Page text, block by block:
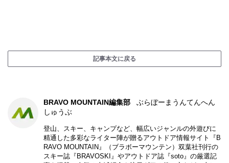
記事本文に戻る
BRAVO MOUNTAIN編集部
ぶらぼーまうんてんへん
しゅうぶ
登山、スキー、キャンプなど、幅広いジャンルの外遊びに
精通した多彩なライター陣が贈るアウトドア情報サイト『B
RAVO MOUNTAIN』（ブラボーマウンテン）双葉社刊行の
スキー誌『BRAVOSKI』やアウトドア誌『soto』の厳選記